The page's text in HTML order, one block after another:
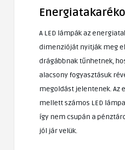
A LED lámpák az
dimenzióját nyitják meg
drágábbnak tűnhetnek,
alacsony fogyasztásuk
megoldást jelentenek. Az
mellett számos LED
így nem csupán a
jól jár velük.